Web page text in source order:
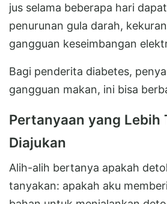
jus selama beberapa hari
penurunan gula darah,
gangguan keseimbangan
Bagi penderita diabetes,
gangguan makan, ini bisa
Pertanyaan yang Lebih
Diajukan
Alih-alih bertanya apakah
tanyakan: apakah aku